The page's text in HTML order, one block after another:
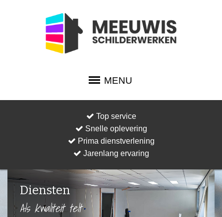
MENU
Top service
Snelle oplevering
Prima dienstverlening
Jarenlang ervaring
Diensten
Als kwaliteit telt